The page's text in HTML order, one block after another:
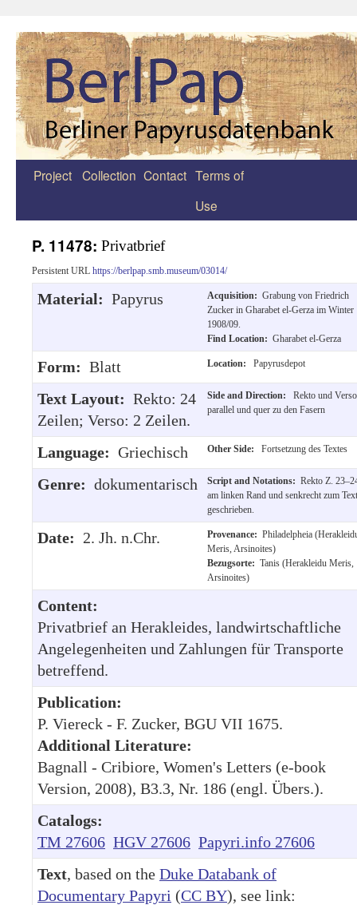
Zum
Project Collection Contact Terms of
Use
P. 11478: Privatbrief
Persistent URL https://berlpap.smb.museum/03014/
Material: Papyrus Acquisition: Grabung von Friedrich
Zucker in Gharabet el-Gerza im Winter
1908/09.
Find Location: Gharabet el-Gerza
Form: Blatt Location: Papyrusdepot
Text Layout: Rekto: 24
Zeilen; Verso: 2 Zeilen.
Side and Direction:
Rekto und
parallel und quer zu den Fasern
Language: Griechisch Other Side: Fortsetzung des Textes
Genre: dokumentarisch Script and Notations: Rekto Z.
am linken Rand und senkrecht zum Text
geschrieben.
Date: 2. Jh. n.Chr. Provenance: Philadelpheia
Meris, Arsinoites)
Bezugsorte: Tanis (Herakleidu Meris,
Arsinoites)
Content:
Privatbrief an Herakleides, landwirtschaftliche
Angelegenheiten und Zahlungen für Transporte
betreffend.
Publication:
P. Viereck - F. Zucker, BGU VII 1675.
Additional Literature:
Bagnall - Cribiore, Women's Letters (e-book
Version, 2008), B3.3, Nr. 186 (engl. Übers.).
Catalogs:
TM 27606 HGV 27606 Papyri.info 27606
Text, based on the Duke Databank of
Documentary Papyri (CC BY), see link: